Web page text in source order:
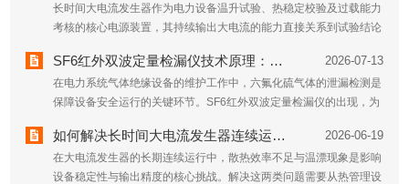
长时间大电流发生器作为电力设备温升试验、热稳定校验及过载能力
考核的核心电源装置，其持续输出大电流的能力直接关系到试验结论
计、材料科学与控制策略的系统工程。热管理是首要突破的物理瓶
颈...
SF6红外双波定量检漏仪技术原理：非色散红外与双波长的结合 2026-07-13
在电力系统气体绝缘设备的维护工作中，六氟化硫气体的泄漏检测是
保障设备安全运行的关键环节。SF6红外双波定量检漏仪的出现，为
术与双波长测量逻辑的深度融合。非色散红外技术是该检漏仪的基...
如何解决长时间大电流发生器连续运行时的散热与温漂问题 2026-06-19
在大电流发生器的长期连续运行中，散热效率不足与温漂现象是影响
设备稳定性与输出精度的核心挑战。解决这两类问题需要从热管理设